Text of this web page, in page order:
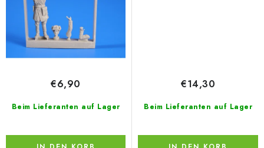
Beim Lieferanten auf Lager
€6,90
Beim Lieferanten auf Lager
€14,30